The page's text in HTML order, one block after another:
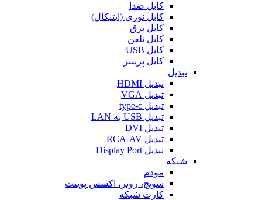
کابل صدا
کابل نوری (اپتیکال)
کابل برق
کابل تلفن
کابل USB
کابل پرینتر
تبدیل
تبدیل HDMI
تبدیل VGA
تبدیل type-c
تبدیل USB به LAN
تبدیل DVI
تبدیل RCA-AV
تبدیل Display Port
شبکه
مودم
سویچ، روتر، اکسس پوینت
کارت شبکه